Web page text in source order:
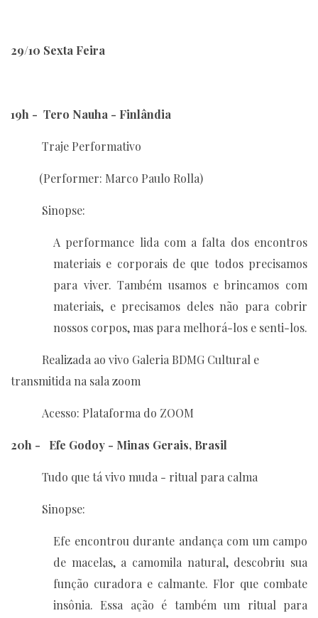
29/10 Sexta Feira
19h - Tero Nauha - Finlândia
Traje Performativo
(Performer: Marco Paulo Rolla)
Sinopse:
A performance lida com a falta dos encontros
materiais e corporais de que todos precisamos
para viver. Também usamos e brincamos com
materiais, e precisamos deles não para cobrir
nossos corpos, mas para melhorá-los e senti-los.
Realizada ao vivo Galeria BDMG Cultural e
transmitida na sala zoom
Acesso: Plataforma do ZOOM
20h - Efe Godoy - Minas Gerais, Brasil
Tudo que tá vivo muda - ritual para calma
Sinopse:
Efe encontrou durante andança com um campo
de macelas, a camomila natural, descobriu sua
função curadora e calmante. Flor que combate
insônia. Essa ação é também um ritual para